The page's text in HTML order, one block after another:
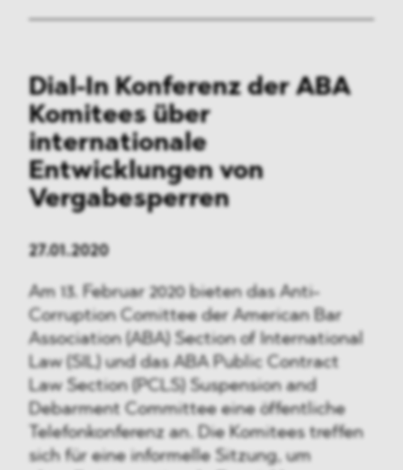
Dial-In Konferenz der ABA
Komitees über
internationale
Entwicklungen von
Vergabesperren
27.01.2020
Am 13. Februar 2020 bieten das Anti-
Corruption Comittee der American Bar
Association (ABA) Section of International
Law (SIL) und das ABA Public Contract
Law Section (PCLS) Suspension and
Debarment Committee eine öffentliche
Telefonkonferenz an. Die Komitees treffen
sich für eine informelle Sitzung, um